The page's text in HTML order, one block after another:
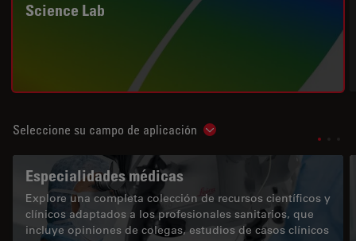
Science Lab
Seleccione su campo de aplicación Show subnavigation
Especialidades médicas
Explore una completa colección de recursos científicos y
clínicos adaptados a los profesionales sanitarios, que
incluye opiniones de colegas, estudios de casos clínicos